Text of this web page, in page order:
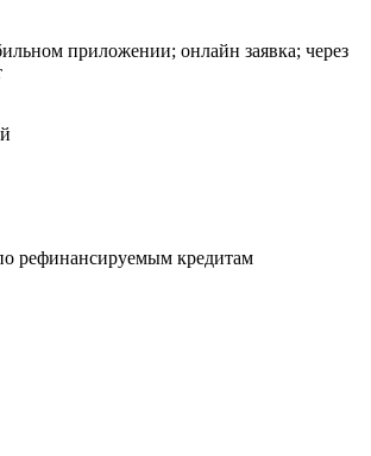
приложении; онлайн заявка; через
рефинансируемым кредитам